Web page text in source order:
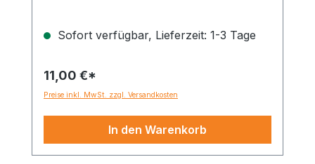
Sofort verfügbar, Lieferzeit: 1-3 Tage
11,00 €*
Preise inkl. MwSt. zzgl. Versandkosten
In den Warenkorb